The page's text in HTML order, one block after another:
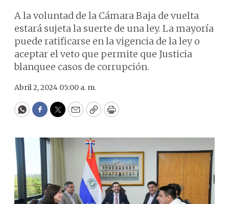
A la voluntad de la Cámara Baja de vuelta
estará sujeta la suerte de una ley. La mayoría
puede ratificarse en la vigencia de la ley o
aceptar el veto que permite que Justicia
blanquee casos de corrupción.
Abril 2, 2024 05:00 a. m.
WhatsApp
Facebook
Twitter
EmailCopyPrint